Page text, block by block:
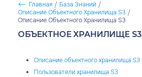
серверы
Решения
Документация
Компания
СТРОКА НАВИГАЦИИ
Главная / База Знаний /
Описание Объектного Хранилища S3 /
Описание Объектного Хранилища S3
ОБЪЕКТНОЕ ХРАНИЛИЩЕ S3
Описание объектного хранилища S3
Пользователи хранилища S3